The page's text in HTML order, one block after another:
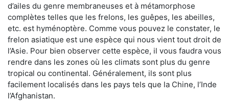
d’ailes du genre membraneuses et à métamorphose
complètes telles que les frelons, les guêpes, les abeilles,
etc. est hyménoptère. Comme vous pouvez le constater, le
frelon asiatique est une espèce qui nous vient tout droit de
l’Asie. Pour bien observer cette espèce, il vous faudra vous
rendre dans les zones où les climats sont plus du genre
tropical ou continental. Généralement, ils sont plus
facilement localisés dans les pays tels que la Chine, l’Inde
l’Afghanistan.